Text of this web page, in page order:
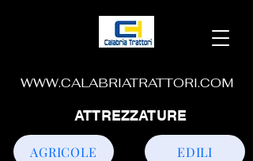
WWW.CALABRIATRATTORI.COM
AGRICOLE EDILI
ATTREZZATURE